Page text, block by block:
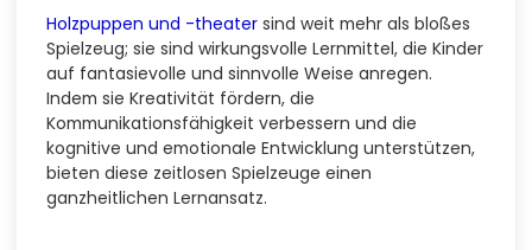
Holzpuppen und -theatersind weit mehr als bloßes
Spielzeug; sie sind wirkungsvolle Lernmittel, die Kinder
auf fantasievolle und sinnvolle Weise anregen.
Indem sie Kreativität fördern, die
Kommunikationsfähigkeit verbessern und die
kognitive und emotionale Entwicklung unterstützen,
bieten diese zeitlosen Spielzeuge einen
ganzheitlichen Lernansatz.